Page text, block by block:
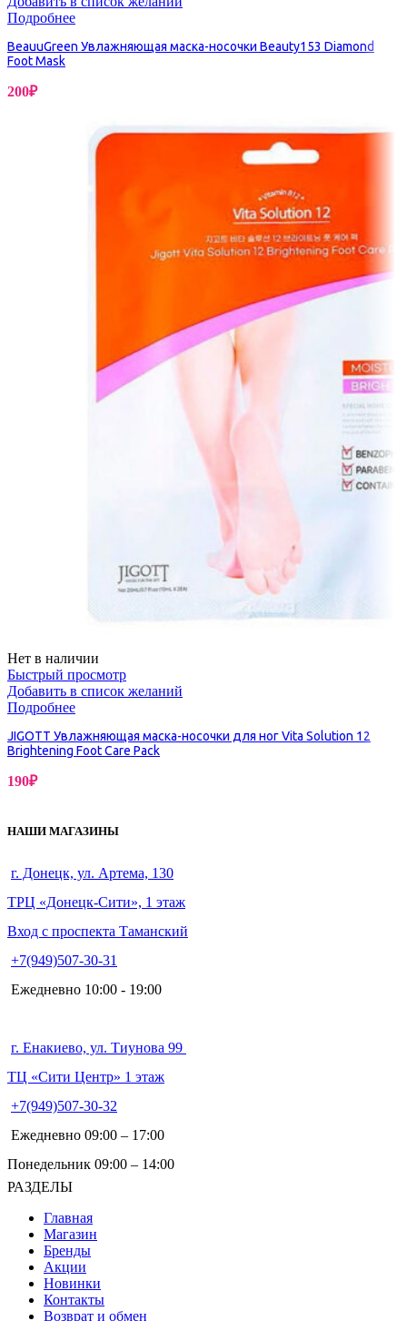
Подробнее
BeauuGreen Увлажняющая маска-носочки Beauty153 Diamond
Foot Mask
200₽
Нет в наличии
Быстрый просмотр
Добавить в список желаний
Подробнее
JIGOTT Увлажняющая маска-носочки для ног Vita Solution 12
Brightening Foot Care Pack
190₽
НАШИ МАГАЗИНЫ
г. Донецк, ул. Артема, 130
ТРЦ «Донецк-Сити», 1 этаж
Вход с проспекта Таманский
+7(949)507-30-31
Ежедневно 10:00 - 19:00
г. Енакиево, ул. Тиунова 99
ТЦ «Сити Центр» 1 этаж
+7(949)507-30-32
Ежедневно 09:00 – 17:00
Понедельник 09:00 – 14:00
РАЗДЕЛЫ
Главная
Магазин
Бренды
Акции
Новинки
Контакты
Возврат и обмен